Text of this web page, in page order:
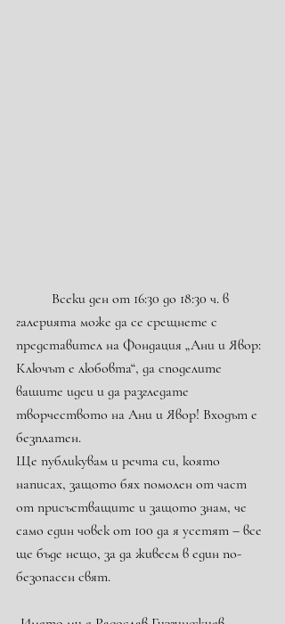
галерията може да се срещнете с
представител на Фондация „Ани и Явор:
Ключът е любовта“, да споделите
вашите идеи и да разгледате
творчеството на Ани и Явор! Входът е
безплатен.
Ще публикувам и речта си, която
написах, защото бях помолен от част
от присъстващите и защото знам, че
само един човек от 100 да я усетят – все
ще бъде нещо, за да живеем в един по-
безопасен свят.